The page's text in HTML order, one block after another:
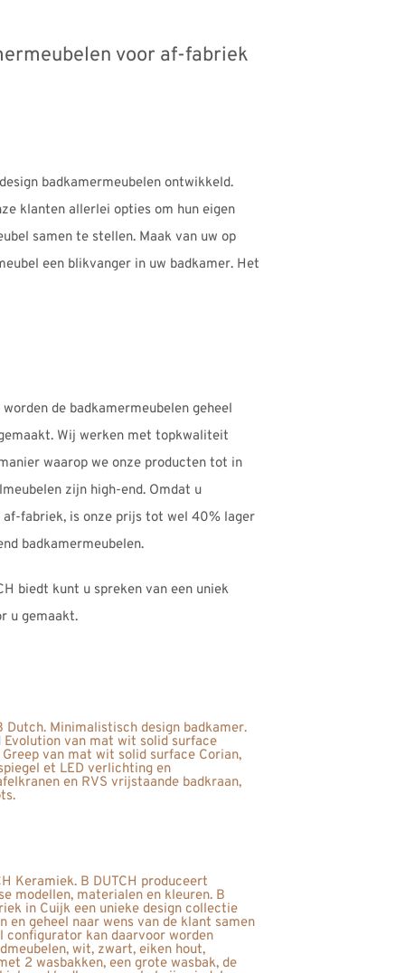
voor af-fabriek
badkamermeubelen ontwikkeld.
klanten allerlei opties om hun eigen
samen te stellen. Maak van uw op
een blikvanger in uw badkamer. Het
de badkamermeubelen geheel
Wij werken met topkwaliteit
waarop we onze producten tot in
zijn high-end. Omdat u
fabriek, is onze prijs tot wel 40% lager
badkamermeubelen.
biedt kunt u spreken van een uniek
u gemaakt.